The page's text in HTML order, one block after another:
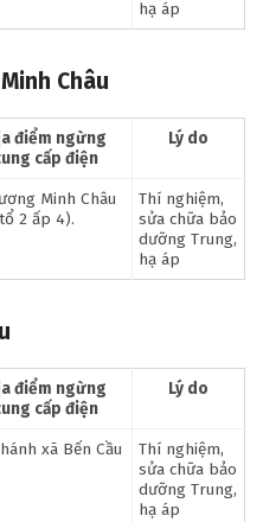
hạ áp
Châu
điểm ngừng
cấp điện
Lý do
Minh Châu
2 ấp 4).
Thí nghiệm,
sửa chữa bảo
dưỡng Trung,
hạ áp
điểm ngừng
cấp điện
Lý do
xã Bến Cầu
Thí nghiệm,
sửa chữa bảo
dưỡng Trung,
hạ áp